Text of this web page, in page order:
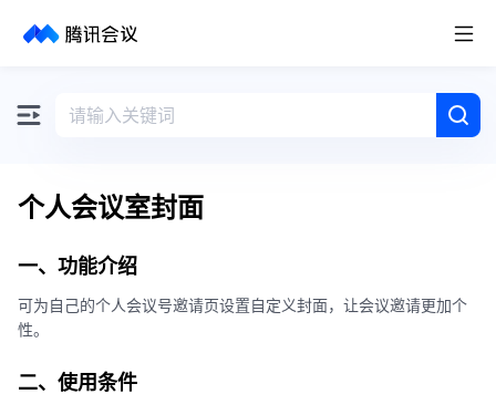
取消
个人会议室封面
一、功能介绍
可为自己的个人会议号邀请页设置自定义封面，让会议邀请更加个
性。
二、使用条件